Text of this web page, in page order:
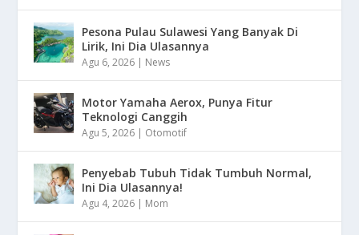
Pesona Pulau Sulawesi Yang Banyak Di
Lirik, Ini Dia Ulasannya
Agu 6, 2026 News
Motor Yamaha Aerox, Punya Fitur
Teknologi Canggih
Agu 5, 2026 Otomotif
Penyebab Tubuh Tidak Tumbuh Normal,
Ini Dia Ulasannya!
Agu 4, 2026 Mom